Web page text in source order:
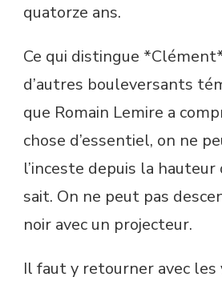
quatorze ans.
Ce qui distingue
d’autres bouleversants
que Romain Lemire a
chose d’essentiel, on ne
l’inceste depuis la hauteur
sait. On ne peut pas
noir avec un projecteur.
Il faut y retourner avec les